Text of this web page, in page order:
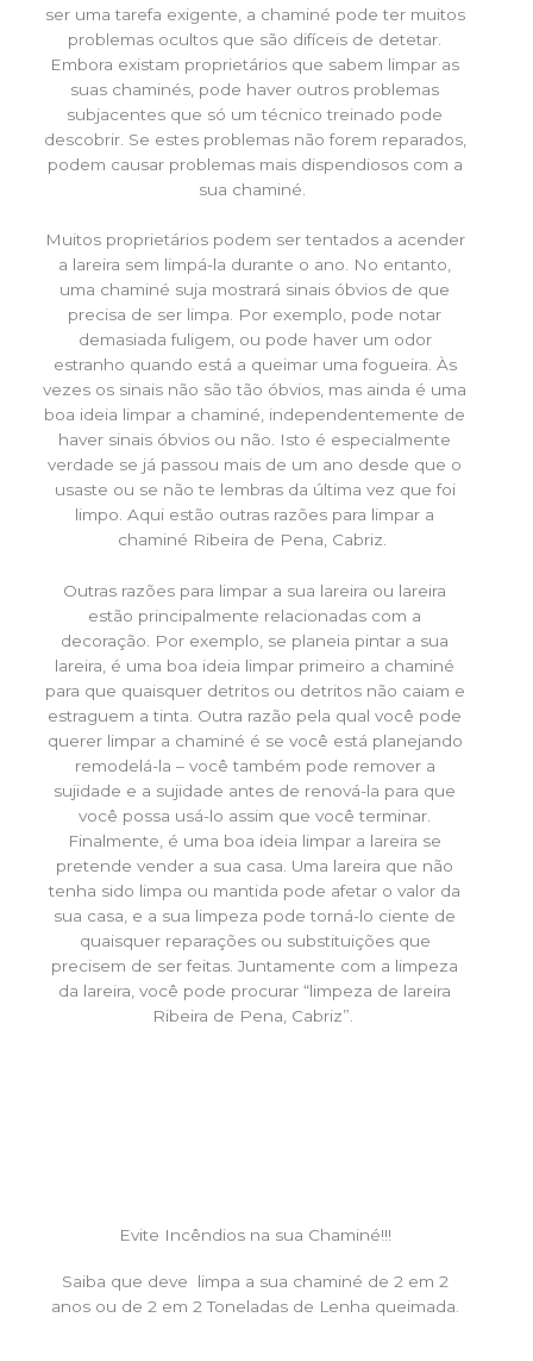
ser uma tarefa exigente, a chaminé pode ter muitos
problemas ocultos que são difíceis de detetar.
Embora existam proprietários que sabem limpar as
suas chaminés, pode haver outros problemas
subjacentes que só um técnico treinado pode
descobrir. Se estes problemas não forem reparados,
podem causar problemas mais dispendiosos com a
sua chaminé.
Muitos proprietários podem ser tentados a acender
a lareira sem limpá-la durante o ano. No entanto,
uma chaminé suja mostrará sinais óbvios de que
precisa de ser limpa. Por exemplo, pode notar
demasiada fuligem, ou pode haver um odor
estranho quando está a queimar uma fogueira. Às
vezes os sinais não são tão óbvios, mas ainda é uma
boa ideia limpar a chaminé, independentemente de
haver sinais óbvios ou não. Isto é especialmente
verdade se já passou mais de um ano desde que o
usaste ou se não te lembras da última vez que foi
limpo. Aqui estão outras razões para limpar a
chaminé Ribeira de Pena, Cabriz.
Outras razões para limpar a sua lareira ou lareira
estão principalmente relacionadas com a
decoração. Por exemplo, se planeia pintar a sua
lareira, é uma boa ideia limpar primeiro a chaminé
para que quaisquer detritos ou detritos não caiam e
estraguem a tinta. Outra razão pela qual você pode
querer limpar a chaminé é se você está planejando
remodelá-la – você também pode remover a
sujidade e a sujidade antes de renová-la para que
você possa usá-lo assim que você terminar.
Finalmente, é uma boa ideia limpar a lareira se
pretende vender a sua casa. Uma lareira que não
tenha sido limpa ou mantida pode afetar o valor da
sua casa, e a sua limpeza pode torná-lo ciente de
quaisquer reparações ou substituições que
precisem de ser feitas. Juntamente com a limpeza
da lareira, você pode procurar “limpeza de lareira
Ribeira de Pena, Cabriz”.
Evite Incêndios na sua Chaminé!!!
Saiba que deve limpa a sua chaminé de 2 em 2
anos ou de 2 em 2 Toneladas de Lenha queimada.